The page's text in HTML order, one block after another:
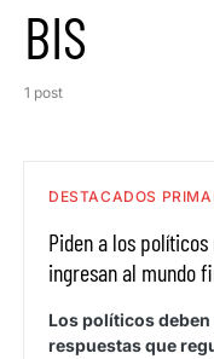
BIS
1 post
DESTACADOS
Piden a los
ingresan al mundo
Los políticos
respuestas que